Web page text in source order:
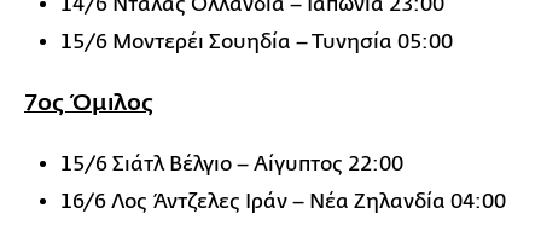
14/6 Ντάλας Ολλανδία – Ιαπωνία 23:00
15/6 Μοντερέι Σουηδία – Τυνησία 05:00
7ος Όμιλος
15/6 Σιάτλ Βέλγιο – Αίγυπτος 22:00
16/6 Λος Άντζελες Ιράν – Νέα Ζηλανδία 04:00